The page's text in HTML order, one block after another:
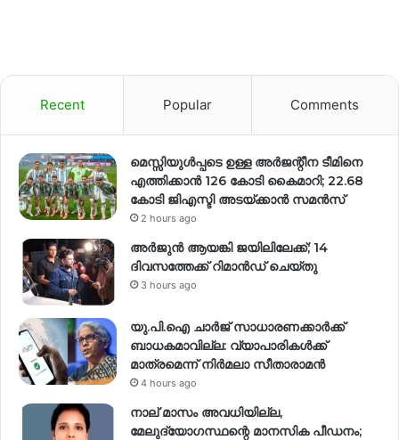
Recent Popular Comments
മെസ്സിയുൾപ്പടെ ഉള്ള അർജന്റീന ടീമിനെ
എത്തിക്കാൻ 126 കോടി കൈമാറി; 22.68
കോടി ജിഎസ്ടി അടയ്ക്കാൻ സമൻസ്
2 hours ago
അർജുൻ ആയങ്കി ജയിലിലേക്ക്; 14
ദിവസത്തേക്ക് റിമാൻഡ് ചെയ്തു
3 hours ago
യു.പി.ഐ ചാർജ് സാധാരണക്കാർക്ക്
ബാധകമാവില്ല: വ്യാപാരികൾക്ക്
മാത്രമെന്ന് നിർമലാ സീതാരാമൻ
4 hours ago
നാല് മാസം അവധിയില്ല,
മേലുദ്യോഗസ്ഥന്റെ മാനസിക പീഡനം;